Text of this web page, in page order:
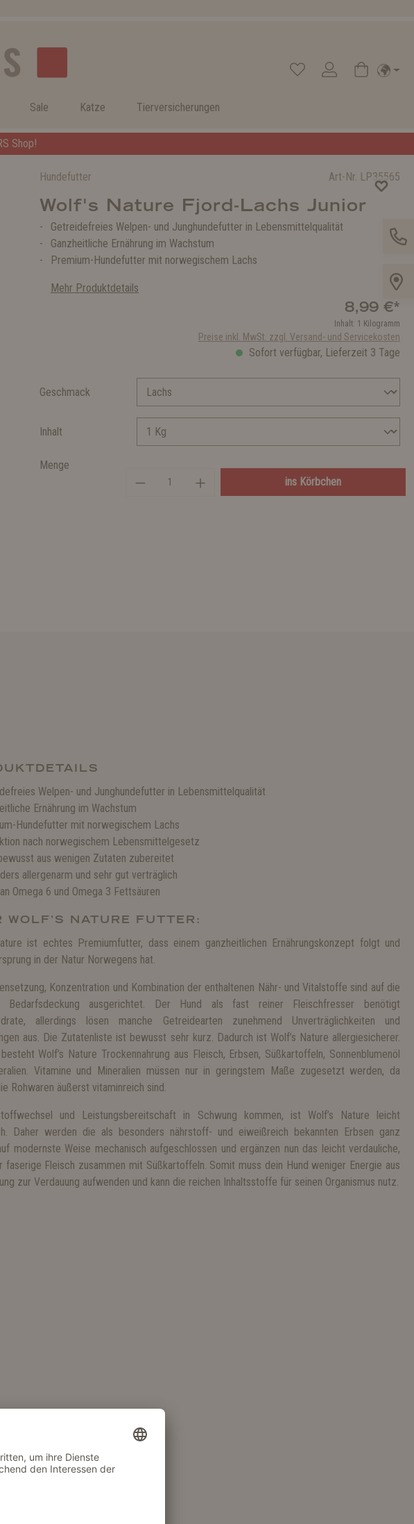
Sale Katze Tierversicherungen
Shop!
Hundefutter Art-Nr. LP35565
Wolf's Nature Fjord-Lachs Junior
Getreidefreies Welpen- und Junghundefutter in Lebensmittelqualität
Ganzheitliche Ernährung im Wachstum
Premium-Hundefutter mit norwegischem Lachs
Mehr Produktdetails
8,99 €*
Inhalt: 1 Kilogramm
Preise inkl. MwSt. zzgl. Versand- und Servicekosten
Sofort verfügbar, Lieferzeit 3 Tage
Geschmack
Inhalt
Menge
ins Körbchen
Welpen- und Junghundefutter in Lebensmittelqualität
Ernährung im Wachstum
Hundefutter mit norwegischem Lachs
nach norwegischem Lebensmittelgesetz
aus wenigen Zutaten zubereitet
allergenarm und sehr gut verträglich
Omega 6 und Omega 3 Fettsäuren
WOLF’S NATURE FUTTER:
ist echtes Premiumfutter, dass einem ganzheitlichen Ernährungskonzept folgt und
in der Natur Norwegens hat.
Konzentration und Kombination der enthaltenen Nähr- und Vitalstoffe sind auf die
Bedarfsdeckung ausgerichtet. Der Hund als fast reiner Fleischfresser benötigt
allerdings lösen manche Getreidearten zunehmend Unverträglichkeiten und
aus. Die Zutatenliste ist bewusst sehr kurz. Dadurch ist Wolf’s Nature allergiesicherer.
Wolf’s Nature Trockennahrung aus Fleisch, Erbsen, Süßkartoffeln, Sonnenblumenöl
Vitamine und Mineralien müssen nur in geringstem Maße zugesetzt werden, da
Rohwaren äußerst vitaminreich sind.
und Leistungsbereitschaft in Schwung kommen, ist Wolf’s Nature leicht
Daher werden die als besonders nährstoff- und eiweißreich bekannten Erbsen ganz
modernste Weise mechanisch aufgeschlossen und ergänzen nun das leicht verdauliche,
faserige Fleisch zusammen mit Süßkartoffeln. Somit muss dein Hund weniger Energie aus
zur Verdauung aufwenden und kann die reichen Inhaltsstoffe für seinen Organismus nutz.